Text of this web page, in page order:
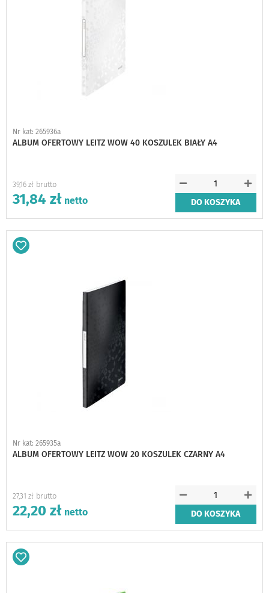
Nr kat: 265936a
ALBUM OFERTOWY LEITZ WOW 40 KOSZULEK BIAŁY A4
39,16 zł
31,84 zł DO KOSZYKA
Dodaj
Nr kat: 265935a
ALBUM OFERTOWY LEITZ WOW 20 KOSZULEK CZARNY A4
27,31 zł
22,20 zł DO KOSZYKA
Dodaj